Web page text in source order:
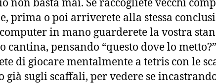
non basta mai. Se raccogliete vecchi
prima o poi arriverete alla stessa
in mano guarderete la vostra
cantina, pensando “questo dove lo
di giocare mentalmente a tetris con le
già sugli scaffali, per vedere se